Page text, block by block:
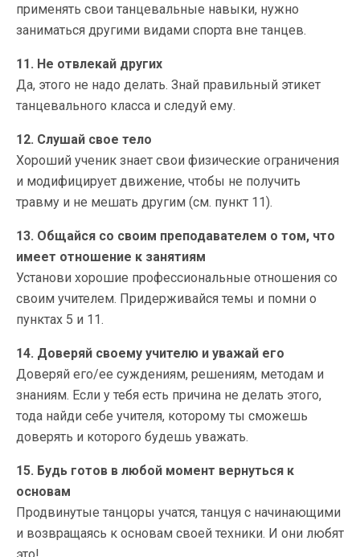
применять свои танцевальные навыки, нужно
заниматься другими видами спорта вне танцев.
11. Не отвлекай других
Да, этого не надо делать. Знай правильный этикет
танцевального класса и следуй ему.
12. Слушай свое тело
Хороший ученик знает свои физические ограничения
и модифицирует движение, чтобы не получить
травму и не мешать другим (см. пункт 11).
13. Общайся со своим преподавателем о том, что
имеет отношение к занятиям
Установи хорошие профессиональные отношения со
своим учителем. Придерживайся темы и помни о
пунктах 5 и 11.
14. Доверяй своему учителю и уважай его
Доверяй его/ее суждениям, решениям, методам и
знаниям. Если у тебя есть причина не делать этого,
тода найди себе учителя, которому ты сможешь
доверять и которого будешь уважать.
15. Будь готов в любой момент вернуться к
основам
Продвинутые танцоры учатся, танцуя с начинающими
и возвращаясь к основам своей техники. И они любят